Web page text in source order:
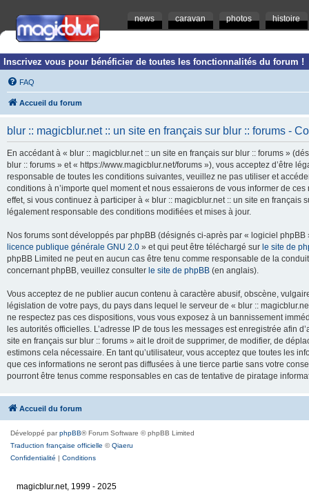
news caravan photos histoire
Inscrivez vous pour bénéficier de toutes les fonctionnalités du forum !
FAQ
Accueil du forum
blur :: magicblur.net :: un site en français sur blur :: forums -
En accédant à « blur :: magicblur.net :: un site en français sur blur :: forums »
blur :: forums » et « https://www.magicblur.net/forums »), vous acceptez d’être
responsable de toutes les conditions suivantes, veuillez ne pas utiliser et
conditions à n’importe quel moment et nous essaierons de vous informer de
effet, si vous continuez à participer à « blur :: magicblur.net :: un site en
légalement responsable des conditions modifiées et mises à jour.
Nos forums sont développés par phpBB (désignés ci-après par « logiciel
licence publique générale GNU 2.0 » et qui peut être téléchargé sur le site de
phpBB Limited ne peut en aucun cas être tenu comme responsable de la
concernant phpBB, veuillez consulter le site de phpBB (en anglais).
Vous acceptez de ne publier aucun contenu à caractère abusif, obscène,
législation de votre pays, du pays dans lequel le serveur de « blur ::
ne respectez pas ces dispositions, vous vous exposez à un bannissement
les autorités officielles. L’adresse IP de tous les messages est enregistrée afin
site en français sur blur :: forums » ait le droit de supprimer, de modifier, de
estimons cela nécessaire. En tant qu’utilisateur, vous acceptez que toutes les
que ces informations ne seront pas diffusées à une tierce partie sans votre
pourront être tenus comme responsables en cas de tentative de piratage
Accueil du forum
Développé parphpBB® Forum Software © phpBB Limited
Traduction française officielle ©Qiaeru
Confidentialité | Conditions
magicblur.net, 1999 - 2025